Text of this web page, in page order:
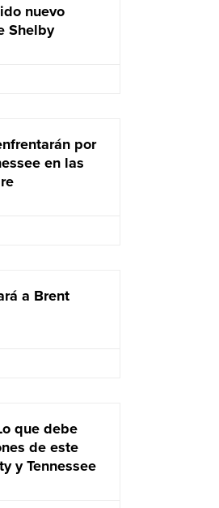
nuevo
Shelby
por
en las
a Brent
que debe
de este
y Tennessee